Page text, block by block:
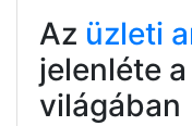
Az üzleti
jelenléte
világában